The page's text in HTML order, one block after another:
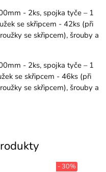
- 2ks, spojka tyče – 1
se skřipcem - 42ks (při
se skřipcem), šrouby a
- 2ks, spojka tyče – 1
se skřipcem - 46ks (při
se skřipcem), šrouby a
- 30%